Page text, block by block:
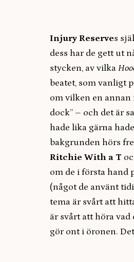
Injury Reserves
dess har de gett ut
stycken, av vilka
beatet, som vanligt
om vilken en annan
dock” – och det är
hade lika gärna
bakgrunden hörs
Ritchie With a T
om de i första hand
(något de använt
tema är svårt att
är svårt att höra
gör ont i öronen.